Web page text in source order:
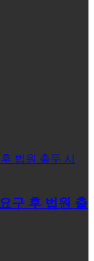
구 후 법원 출